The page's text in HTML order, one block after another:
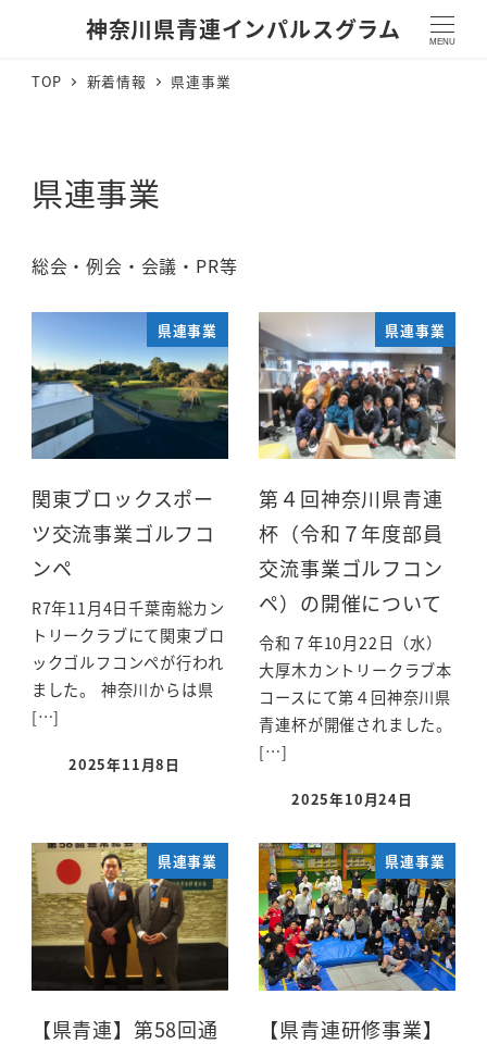
神奈川県青連インパルスグラム MENU
TOP 新着情報 県連事業
県連事業
総会・例会・会議・PR等
県連事業
関東ブロックスポー
ツ交流事業ゴルフコ
ンペ
R7年11月4日千葉南総カン
トリークラブにて関東ブロ
ックゴルフコンペが行われ
ました。 神奈川からは県
[…]
2025年11月8日
県連事業
第４回神奈川県青連
杯（令和７年度部員
交流事業ゴルフコン
ペ）の開催について
令和７年10月22日（水）
大厚木カントリークラブ本
コースにて第４回神奈川県
青連杯が開催されました。
[…]
2025年10月24日
県連事業
【県青連】第58回通
県連事業
【県青連研修事業】